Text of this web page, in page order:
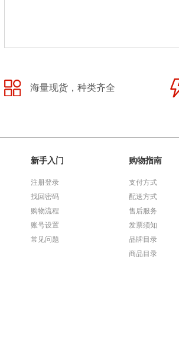
海量现货，种类齐全
新手入门
注册登录
找回密码
购物流程
账号设置
常见问题
购物指南
支付方式
配送方式
售后服务
发票须知
品牌目录
商品目录